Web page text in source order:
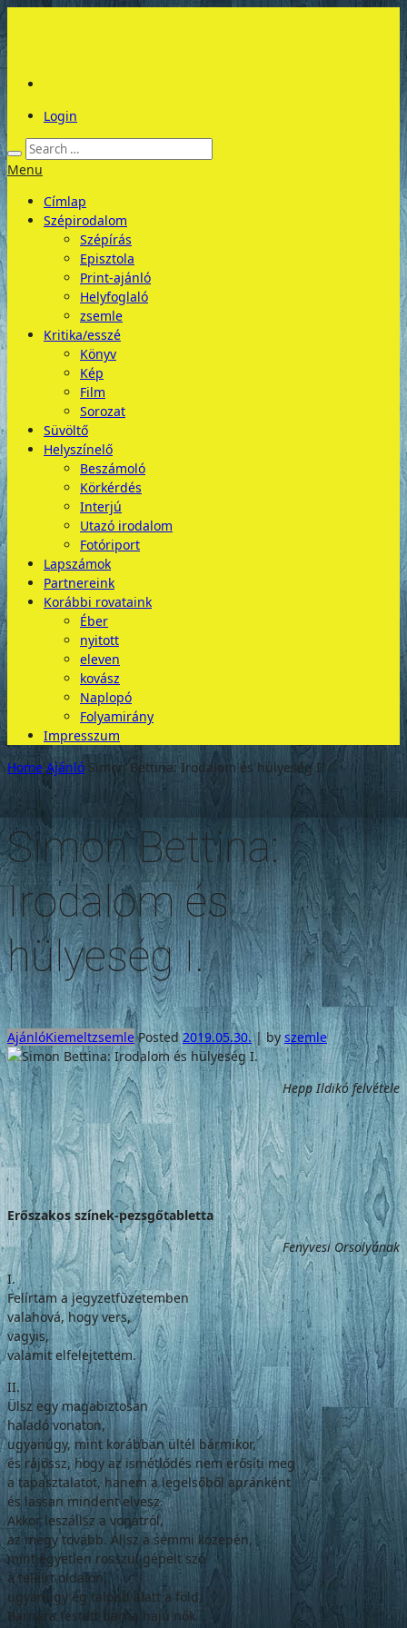
Login
Menu
Címlap
Szépirodalom
Szépírás
Episztola
Print-ajánló
Helyfoglaló
zsemle
Kritika/esszé
Könyv
Kép
Film
Sorozat
Süvöltő
Helyszínelő
Beszámoló
Körkérdés
Interjú
Utazó irodalom
Fotóriport
Lapszámok
Partnereink
Korábbi rovataink
Éber
nyitott
eleven
kovász
Naplopó
Folyamirány
Impresszum
Home Ajánló Simon Bettina: Irodalom és hülyeség I.
Simon Bettina:
Irodalom és
hülyeség I.
AjánlóKiemeltzsemlePosted2019.05.30. | byszemle
Hepp Ildikó felvétele
Erőszakos színek-pezsgőtabletta
Fenyvesi Orsolyának
I.
Felírtam a jegyzetfüzetemben
valahová, hogy vers,
vagyis,
valamit elfelejtettem.
II.
Ülsz egy magabiztosan
haladó vonaton,
ugyanúgy, mint korábban ültél bármikor,
és rájössz, hogy az ismétlődés nem erősíti meg
a tapasztalatot, hanem a legelsőből apránként
és lassan mindent elvesz.
Akkor leszállsz a vonatról,
az megy tovább. Állsz a semmi közepén,
mint egyetlen rosszul gépelt szó
a teleírt oldalon,
ugyanúgy ég talpad alatt a föld.
Barnára festett barna hajú nők